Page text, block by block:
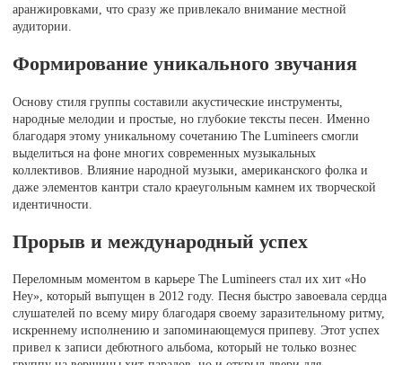
аранжировками, что сразу же привлекало внимание местной
аудитории.
Формирование уникального звучания
Основу стиля группы составили акустические инструменты,
народные мелодии и простые, но глубокие тексты песен. Именно
благодаря этому уникальному сочетанию The Lumineers смогли
выделиться на фоне многих современных музыкальных
коллективов. Влияние народной музыки, американского фолка и
даже элементов кантри стало краеугольным камнем их творческой
идентичности.
Прорыв и международный успех
Переломным моментом в карьере The Lumineers стал их хит «Ho
Hey», который выпущен в 2012 году. Песня быстро завоевала сердца
слушателей по всему миру благодаря своему заразительному ритму,
искреннему исполнению и запоминающемуся припеву. Этот успех
привел к записи дебютного альбома, который не только вознес